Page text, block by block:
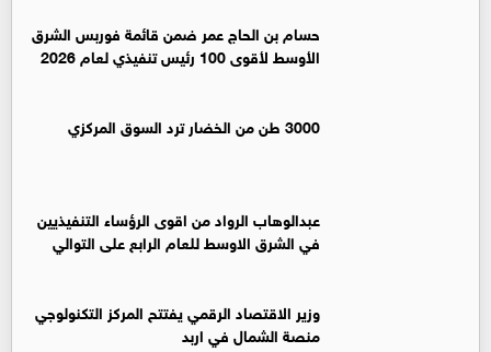
حسام بن الحاج عمر ضمن قائمة فوربس الشرق
الأوسط لأقوى 100 رئيس تنفيذي لعام 2026
3000 طن من الخضار ترد السوق المركزي
عبدالوهاب الرواد من اقوى الرؤساء التنفيذيين
في الشرق الاوسط للعام الرابع على التوالي
وزير الاقتصاد الرقمي يفتتح المركز التكنولوجي
منصة الشمال في اربد